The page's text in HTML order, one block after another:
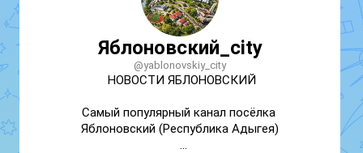
Яблоновский_city
@yablonovskiy_city
НОВОСТИ ЯБЛОНОВСКИЙ
Самый популярный канал посёлка
Яблоновский (Республика Адыгея)